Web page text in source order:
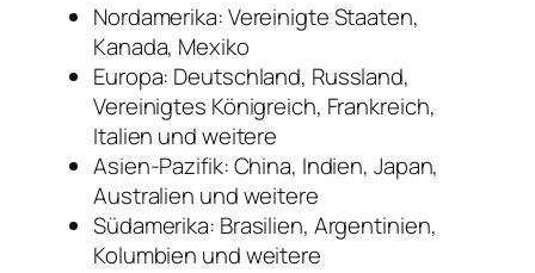
Nordamerika: Vereinigte Staaten,
Kanada, Mexiko
Europa: Deutschland, Russland,
Vereinigtes Königreich, Frankreich,
Italien und weitere
Asien-Pazifik: China, Indien, Japan,
Australien und weitere
Südamerika: Brasilien, Argentinien,
Kolumbien und weitere